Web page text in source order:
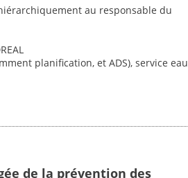
au responsable du
planification, et ADS), service eau
de la prévention des